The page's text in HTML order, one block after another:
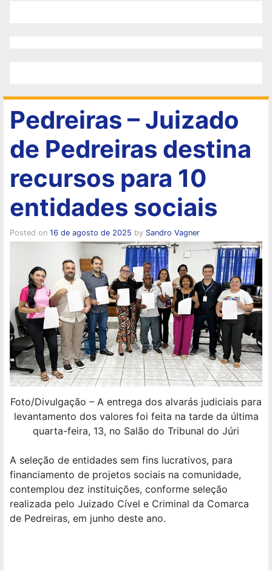
Pedreiras – Juizado
de Pedreiras destina
recursos para 10
entidades sociais
Posted on 16 de agosto de 2025 by Sandro Vagner
Foto/Divulgação – A entrega dos alvarás judiciais para
levantamento dos valores foi feita na tarde da última
quarta-feira, 13, no Salão do Tribunal do Júri
A seleção de entidades sem fins lucrativos, para
financiamento de projetos sociais na comunidade,
contemplou dez instituições, conforme seleção
realizada pelo Juizado Cível e Criminal da Comarca
de Pedreiras, em junho deste ano.